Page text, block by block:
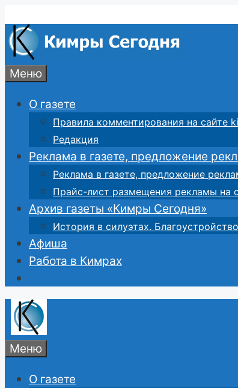
к
содержимому
Меню
О газете
Правила комментирования на сайте
Редакция
Реклама в газете, предложение
Реклама в газете, предложение
Прайс-лист размещения рекламы на
Архив газеты «Кимры Сегодня»
История в силуэтах.
Афиша
Работа в Кимрах
Меню
О газете